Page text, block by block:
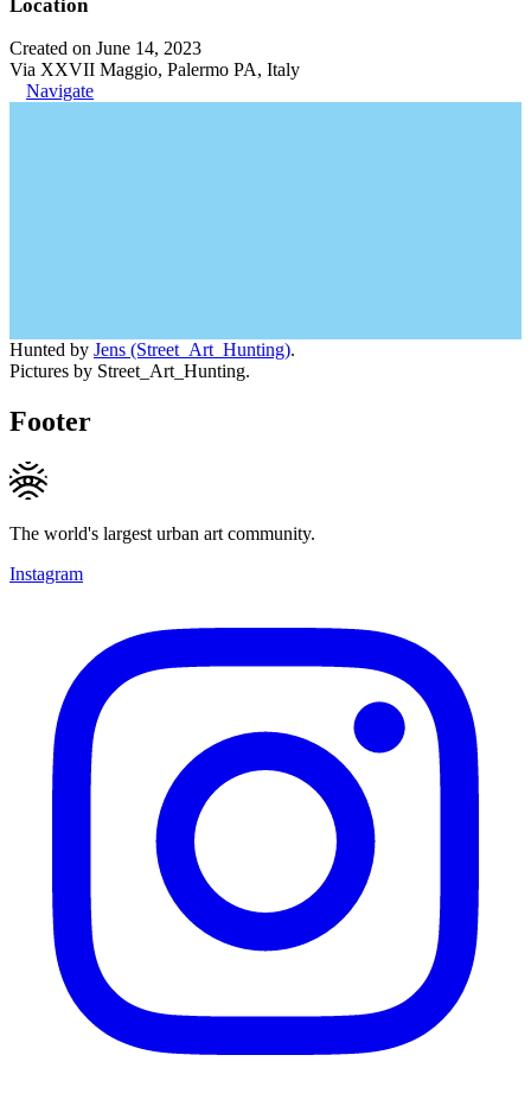
Location
Created on June 14, 2023
Via XXVII Maggio, Palermo PA, Italy
Navigate
Hunted by Jens (Street_Art_Hunting).
Pictures by Street_Art_Hunting.
Footer
The world's largest urban art community.
Instagram